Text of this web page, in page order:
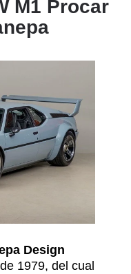
M1 Procar
Design
de 1979, del cual